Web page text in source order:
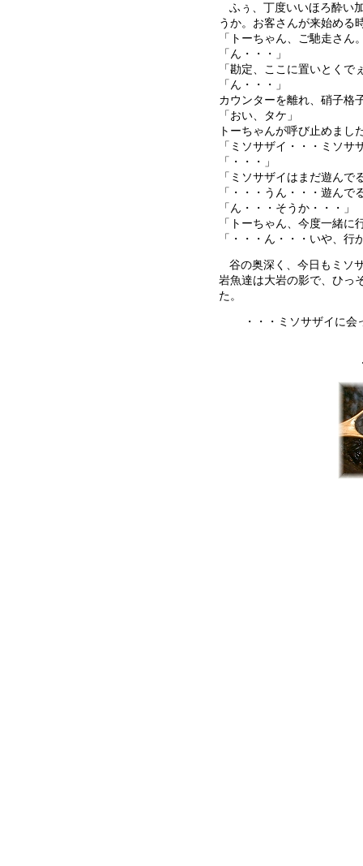
ふぅ、丁度いいほろ酔い
うか。お客さんが来始める
「トーちゃん、ご馳走さん
「ん・・・」
「勘定、ここに置いとくで
「ん・・・」
カウンターを離れ、硝子格
「おい、タケ」
トーちゃんが呼び止めまし
「ミソサザイ・・・ミソサ
「・・・」
「ミソサザイはまだ遊んで
「・・・うん・・・遊んで
「ん・・・そうか・・・」
「トーちゃん、今度一緒に
「・・・ん・・・いや、行
谷の奥深く、今日もミソ
岩魚達は大岩の影で、ひっ
た。
・・・ミソサザイに